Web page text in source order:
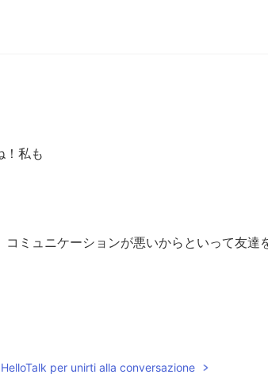
！私も
コミュニケーションが悪いからといって友達
per unirti alla conversazione